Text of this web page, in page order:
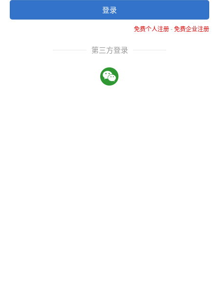
登录
免费个人注册-免费企业注册
第三方登录